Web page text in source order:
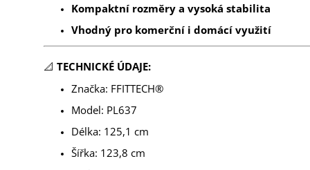
Kompaktní rozměry a vysoká stabilita
Vhodný pro komerční i domácí využití
📐 TECHNICKÉ ÚDAJE:
Značka: FFITTECH®
Model: PL637
Délka: 125,1 cm
Šířka: 123,8 cm